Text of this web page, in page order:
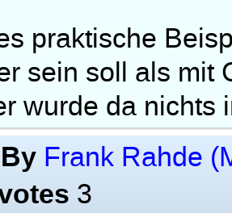
praktische
sein soll als mit
wurde da nichts
By Frank Rahde
3